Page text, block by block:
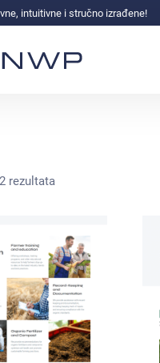
intuitivne i stručno izrađene!
rezultata